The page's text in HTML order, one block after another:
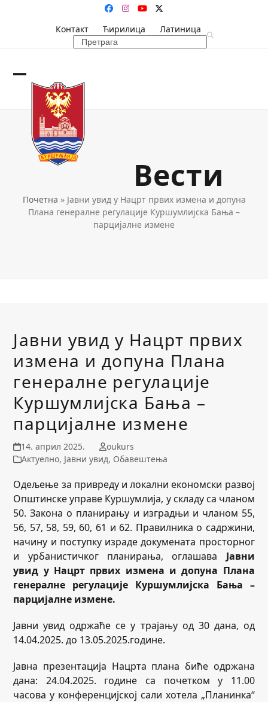
Facebook
Instagram
YouTubeTwitter
Контакт
Ћирилица
Латиница
Search
Open
mobile
menu
Close
mobile
menu
Вести
Почетна » Јавни увид у Нацрт првих измена и допуна
Плана генералне регулације Куршумлијска Бања –
парцијалне измене
Јавни увид у Нацрт првих
измена и допуна Плана
генералне регулације
Куршумлијска Бања –
парцијалне измене
14. април 2025.
oukurs
Актуелно, Јавни увид, Обавештења
Одељење за привреду и локални економски развој
Општинске управе Куршумлија, у складу са чланом
50. Закона о планирању и изградњи и чланом 55,
56, 57, 58, 59, 60, 61 и 62. Правилника о садржини,
начину и поступку израде докумената просторног
и урбанистичког планирања, оглашава Јавни
увид у Нацрт првих измена и допуна Плана
генералне регулације Куршумлијска Бања –
парцијалне измене.
Јавни увид одржаће се у трајању од 30 дана, од
14.04.2025. до 13.05.2025.године.
Јавна презентација Нацрта плана биће одржана
дана: 24.04.2025. године са почетком у 11.00
часова у конференцијској сали хотела „Планинка“